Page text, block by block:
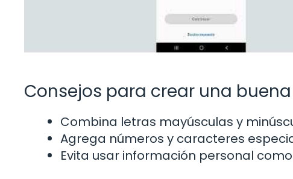
Consejos para crear una
Combina letras mayúsculas y
Agrega números y caracteres
Evita usar información personal